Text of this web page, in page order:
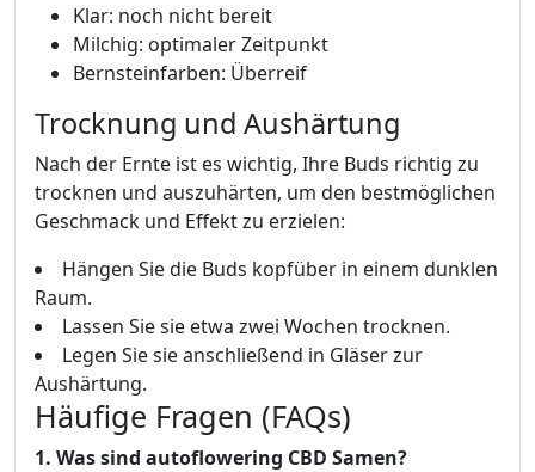
Klar: noch nicht bereit
Milchig: optimaler Zeitpunkt
Bernsteinfarben: Überreif
Trocknung und Aushärtung
Nach der Ernte ist es wichtig, Ihre Buds richtig zu
trocknen und auszuhärten, um den bestmöglichen
Geschmack und Effekt zu erzielen:
Hängen Sie die Buds kopfüber in einem dunklen
Raum.
Lassen Sie sie etwa zwei Wochen trocknen.
Legen Sie sie anschließend in Gläser zur
Aushärtung.
Häufige Fragen (FAQs)
1. Was sind autoflowering CBD Samen?